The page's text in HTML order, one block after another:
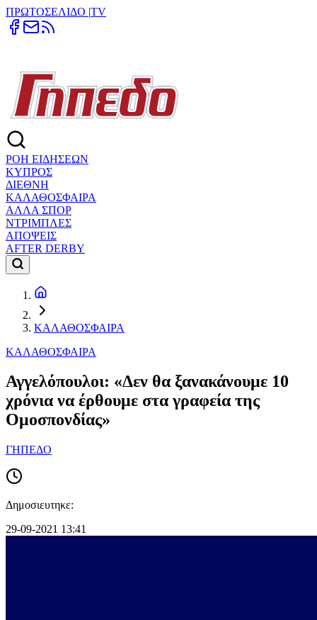
ΠΡΩΤΟΣΕΛΙΔΟ |TV
ΡΟΗ ΕΙΔΗΣΕΩΝ
ΚΥΠΡΟΣ
ΔΙΕΘΝΗ
ΚΑΛΑΘΟΣΦΑΙΡΑ
ΑΛΛΑ ΣΠΟΡ
ΝΤΡΙΜΠΛΕΣ
ΑΠΟΨΕΙΣ
AFTER DERBY
ΚΑΛΑΘΟΣΦΑΙΡΑ
ΚΑΛΑΘΟΣΦΑΙΡΑ
Αγγελόπουλοι: «Δεν θα ξανακάνουμε 10
χρόνια να έρθουμε στα γραφεία της
Ομοσπονδίας»
ΓΗΠΕΔΟ
Δημοσιευτηκε:
29-09-2021 13:41